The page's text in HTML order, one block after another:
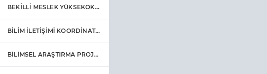
BEKİLLİ MESLEK YÜKSEKOKULU
BİLİM İLETİŞİMİ KOORDİNATÖRLÜĞÜ
BİLİMSEL ARAŞTIRMA PROJELERİ KOORDİNATÖRLÜĞÜ